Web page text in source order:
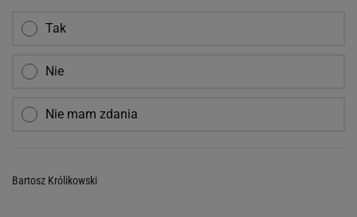
Tak
Nie
Nie mam zdania
Bartosz Królikowski